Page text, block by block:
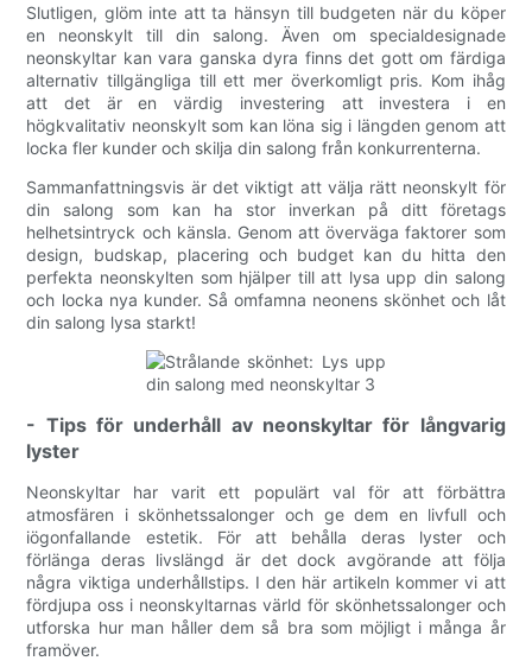
Slutligen, glöm inte att ta hänsyn till budgeten när du köper
en neonskylt till din salong. Även om specialdesignade
neonskyltar kan vara ganska dyra finns det gott om färdiga
alternativ tillgängliga till ett mer överkomligt pris. Kom ihåg
att det är en värdig investering att investera i en
högkvalitativ neonskylt som kan löna sig i längden genom att
locka fler kunder och skilja din salong från konkurrenterna.
Sammanfattningsvis är det viktigt att välja rätt neonskylt för
din salong som kan ha stor inverkan på ditt företags
helhetsintryck och känsla. Genom att överväga faktorer som
design, budskap, placering och budget kan du hitta den
perfekta neonskylten som hjälper till att lysa upp din salong
och locka nya kunder. Så omfamna neonens skönhet och låt
din salong lysa starkt!
- Tips för underhåll av neonskyltar för långvarig
lyster
Neonskyltar har varit ett populärt val för att förbättra
atmosfären i skönhetssalonger och ge dem en livfull och
iögonfallande estetik. För att behålla deras lyster och
förlänga deras livslängd är det dock avgörande att följa
några viktiga underhållstips. I den här artikeln kommer vi att
fördjupa oss i neonskyltarnas värld för skönhetssalonger och
utforska hur man håller dem så bra som möjligt i många år
framöver.